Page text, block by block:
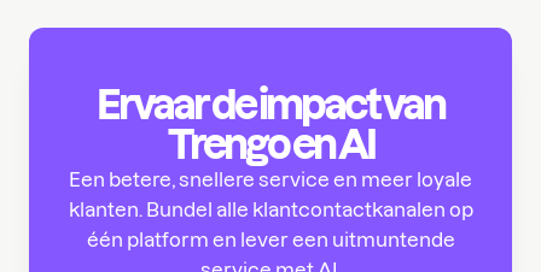
Ervaar de impact van
Trengo en AI
Een betere, snellere service en meer loyale
klanten. Bundel alle klantcontactkanalen op
één platform en lever een uitmuntende